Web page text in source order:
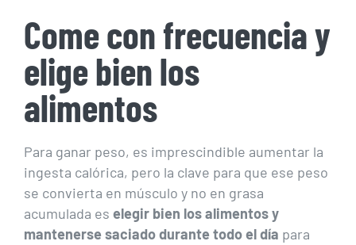
Come con frecuencia y
elige bien los
alimentos
Para ganar peso, es imprescindible aumentar la
ingesta calórica, pero la clave para que ese peso
se convierta en músculo y no en grasa
acumulada es elegir bien los alimentos y
mantenerse saciado durante todo el día para